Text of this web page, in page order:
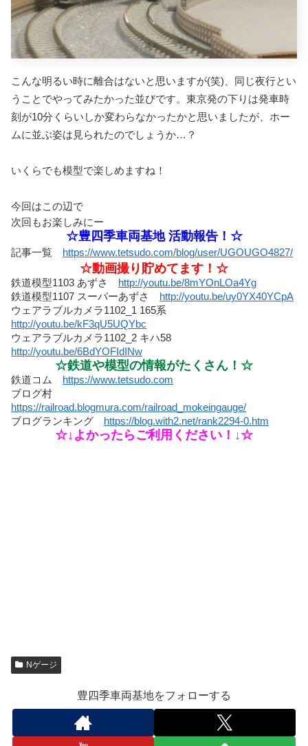
こんな明るい時に離合はないと思いますが(笑)、
同じ夜行とい
うことでやってみたかった並びです。東京発の下りは発車時
刻が10分くらいしか変わらなかったかと思いましたが、ホー
ムに並ぶ姿は見られたのでしょうか…？
いくらでも模型で楽しめますね！
今回はこの辺で
次回もお楽しみにー
☆豊四季車両基地 活動報告！☆
記事一覧 https://www.tetsudo.com/blog/user/UGOUGO4827/
☆動画撮り貯めてます！☆
鉄道模型1103 あずさ
http://youtu.be/8mYOnLOa4Yg
鉄道模型1107 スーパーあずさ
http://youtu.be/uy0YX40YCpA
ウェアラブルカメラ1102_1 165系
http://youtu.be/kF3qU5UQYbc
ウェアラブルカメラ1102_2 キハ58
http://youtu.be/6BdYOFIdINw
☆鉄道や模型の情報がたくさん！☆
鉄道コム
https://www.tetsudo.com
ブログ村
https://railroad.blogmura.com/railroad_mokeingauge/
ブログランキング
https://blog.with2.net/rank2294-0.htm
☆↓よかったらご利用ください！↓☆
Nゲージ
豊四季車両基地をフォローする